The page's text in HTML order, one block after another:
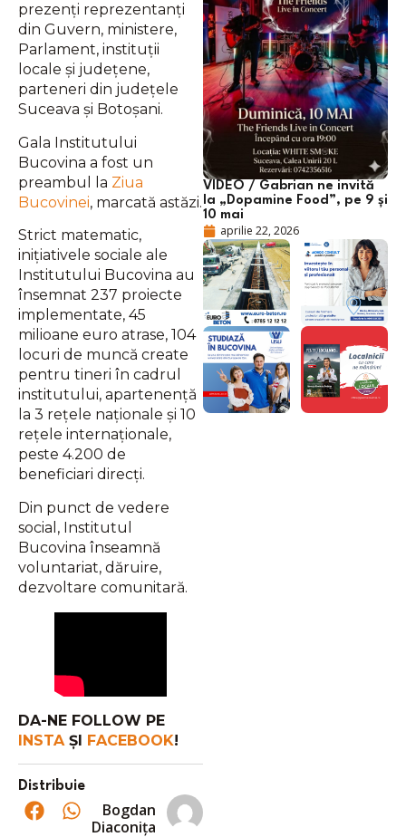
prezenți reprezentanți
din Guvern, ministere,
Parlament, instituții
locale și județene,
parteneri din județele
Suceava și Botoșani.
Gala Institutului
Bucovina a fost un
preambul la Ziua
Bucovinei, marcată astăzi.
Strict matematic,
inițiativele sociale ale
Institutului Bucovina au
însemnat 237 proiecte
implementate, 45
milioane euro atrase, 104
locuri de muncă create
pentru tineri în cadrul
institutului, apartenență
la 3 rețele naționale și 10
rețele internaționale,
peste 4.200 de
beneficiari direcți.
Din punct de vedere
social, Institutul
Bucovina înseamnă
voluntariat, dăruire,
dezvoltare comunitară.
DA-NE FOLLOW PE
INSTA ȘI FACEBOOK!
Distribuie
Bogdan
Diaconița
VIDEO / Gabrian ne invită
la „Dopamine Food”, pe 9 și
10 mai
aprilie 22, 2026